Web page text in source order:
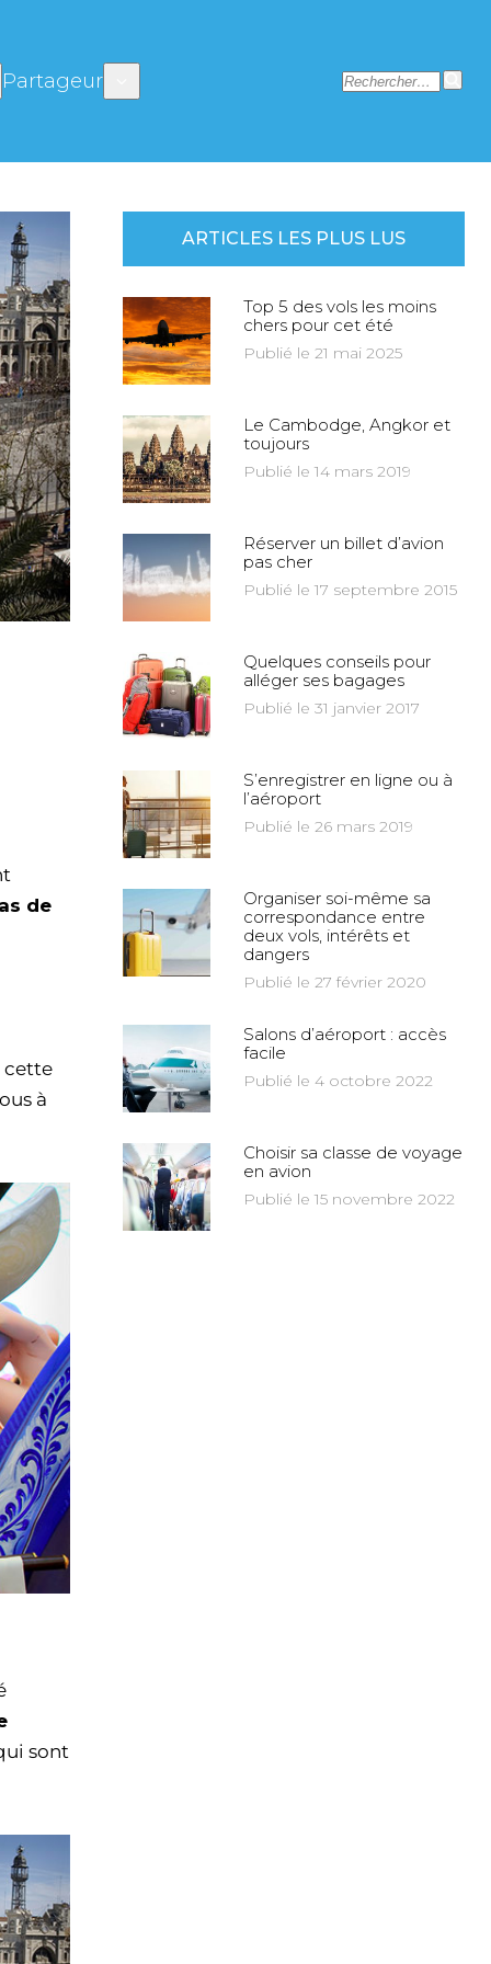
Partageur
de
cette
à
sont
ARTICLES LES PLUS LUS
Top 5 des vols les moins
chers pour cet été
Publié le 21 mai 2025
Le Cambodge, Angkor et
toujours
Publié le 14 mars 2019
Réserver un billet d’avion
pas cher
Publié le 17 septembre 2015
Quelques conseils pour
alléger ses bagages
Publié le 31 janvier 2017
S’enregistrer en ligne ou à
l’aéroport
Publié le 26 mars 2019
Organiser soi-même sa
correspondance entre
deux vols, intérêts et
dangers
Publié le 27 février 2020
Salons d’aéroport : accès
facile
Publié le 4 octobre 2022
Choisir sa classe de voyage
en avion
Publié le 15 novembre 2022